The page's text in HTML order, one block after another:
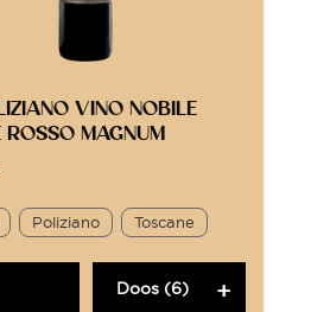
VINO NOBILE
ROSSO MAGNUM
Poliziano Toscane
Doos (6)